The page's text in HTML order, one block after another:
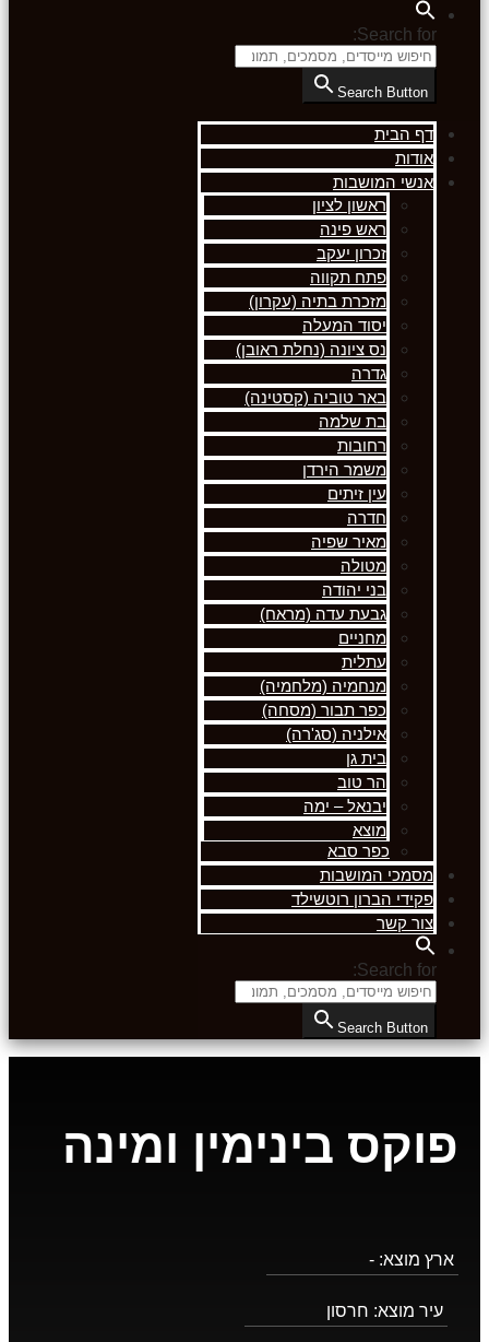
Search for:
Search Button
דף הבית
אודות
אנשי המושבות
ראשון לציון
ראש פינה
זכרון יעקב
פתח תקווה
מזכרת בתיה (עקרון)
יסוד המעלה
נס ציונה (נחלת ראובן)
גדרה
באר טוביה (קסטינה)
בת שלמה
רחובות
משמר הירדן
עין זיתים
חדרה
מאיר שפיה
מטולה
בני יהודה
גבעת עדה (מראח)
מחניים
עתלית
מנחמיה (מלחמיה)
כפר תבור (מסחה)
אילניה (סג'רה)
בית גן
הר טוב
יבנאל – ימה
מוצא
כפר סבא
מסמכי המושבות
פקידי הברון רוטשילד
צור קשר
Search for:
Search Button
פוקס בינימין ומינה
ארץ מוצא: -
עיר מוצא: חרסון